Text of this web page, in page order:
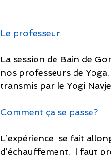
Le professeur
La session de Bain de
nos professeurs de
transmis par le Yogi
Comment ça se passe?
L’expérience  se fait
d’échauffement. Il faut